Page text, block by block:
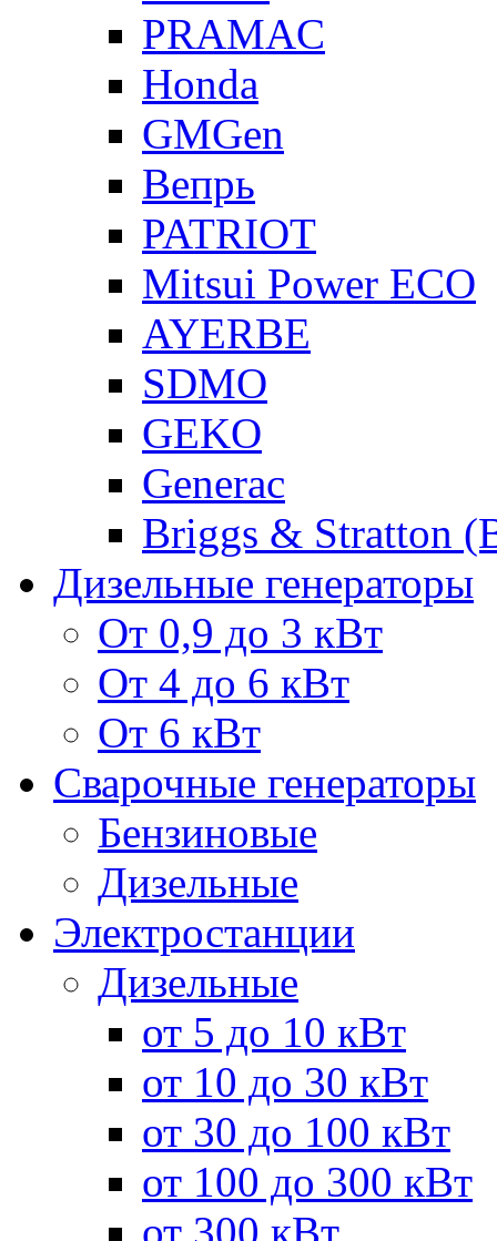
PRAMAC
Honda
GMGen
Вепрь
PATRIOT
Mitsui Power ECO
AYERBE
SDMO
GEKO
Generac
Briggs & Stratton
Дизельные генераторы
От 0,9 до 3 кВт
От 4 до 6 кВт
От 6 кВт
Сварочные генераторы
Бензиновые
Дизельные
Электростанции
Дизельные
от 5 до 10 кВт
от 10 до 30 кВт
от 30 до 100 кВт
от 100 до 300 кВт